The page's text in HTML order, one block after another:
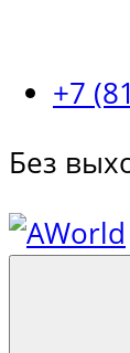
+7
Без